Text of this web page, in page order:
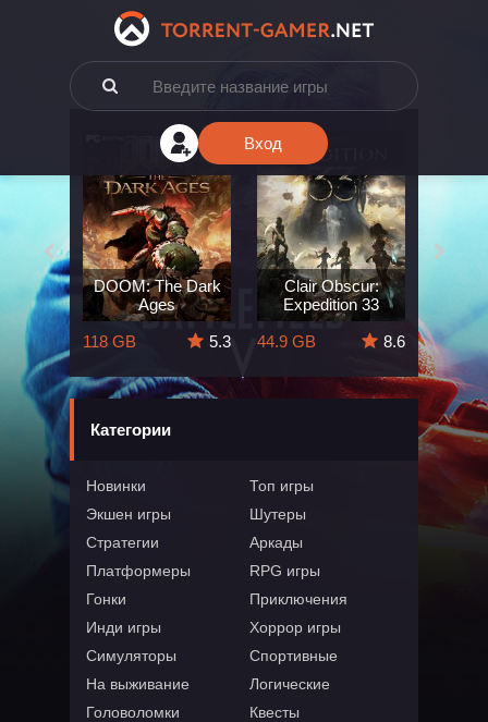
Вход
The
5.7
DOOM: The Dark
Ages
118 GB
5.3
Clair Obscur:
Expedition 33
44.9 GB
8.6
164 GB
Категории
Новинки
Топ игры
Экшен игры
Шутеры
Стратегии
Аркады
Платформеры
RPG игры
Гонки
Приключения
Инди игры
Хоррор игры
Симуляторы
Спортивные
На выживание
Логические
Головоломки
Квесты